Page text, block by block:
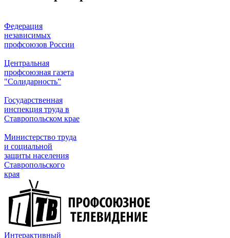
Федерация
независимых
профсоюзов России
Центральная
профсоюзная газета
"Солидарность”
Государственная
инспекция труда в
Ставропольском крае
Министерство труда
и социальной
защиты населения
Ставропольского
края
Интерактивный